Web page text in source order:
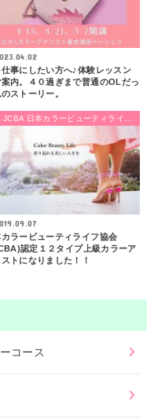
事にしたい方へ♪体験レッスン
内。４０過ぎまで普通のOLだっ
ストーリー。
カラービューティライフ協会
認定１２タイプ上級カラーア
トになりました！！
コース